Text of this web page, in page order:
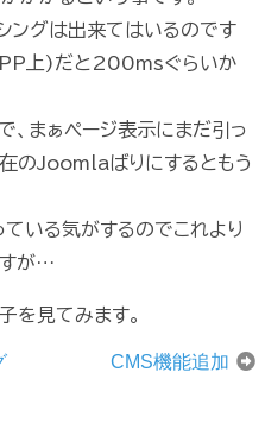
ングは出来てはいるのです
上)だと200msぐらいか
まぁページ表示にまだ引っ
のJoomlaばりにするともう
いる気がするのでこれより
すが…
を見てみます。
CMS機能追加